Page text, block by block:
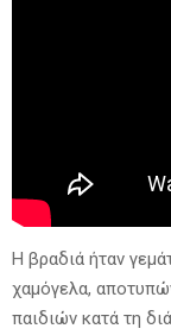
Η βραδιά ήταν
χαμόγελα,
παιδιών κατά τη